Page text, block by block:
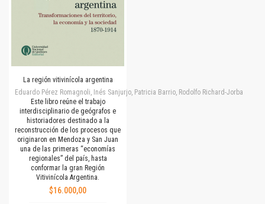
La región vitivinícola argentina
Eduardo Pérez Romagnoli, Inés Sanjurjo, Patricia Barrio, Rodolfo Richard-Jorba
Este libro reúne el trabajo
interdisciplinario de geógrafos e
historiadores destinado a la
reconstrucción de los procesos que
originaron en Mendoza y San Juan
una de las primeras “economías
regionales” del país, hasta
conformar la gran Región
Vitivinícola Argentina.
$16.000,00